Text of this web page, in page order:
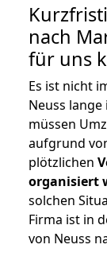
nach
für uns
Es ist nicht
Neuss
müssen
aufgrund
plötzlichen
organisiert
solchen
Firma ist in
von Neuss